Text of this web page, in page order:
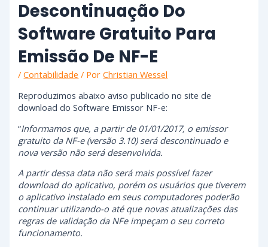
Descontinuação Do
Software Gratuito Para
Emissão De NF-E
/Contabilidade / PorChristian Wessel
Reproduzimos abaixo aviso publicado no site de
download do Software Emissor NF-e:
“Informamos que, a partir de 01/01/2017, o emissor
gratuito da NF-e (versão 3.10) será descontinuado e
nova versão não será desenvolvida.
A partir dessa data não será mais possível fazer
download do aplicativo, porém os usuários que tiverem
o aplicativo instalado em seus computadores poderão
continuar utilizando-o até que novas atualizações das
regras de validação da NFe impeçam o seu correto
funcionamento.